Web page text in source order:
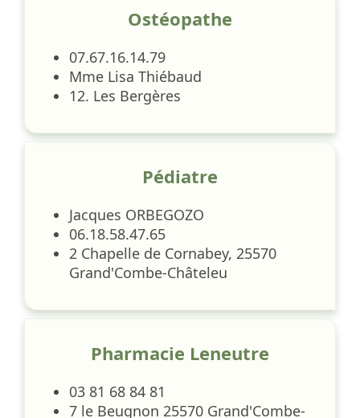
Ostéopathe
07.67.16.14.79
Mme Lisa Thiébaud
12. Les Bergères
Pédiatre
Jacques ORBEGOZO
06.18.58.47.65
2 Chapelle de Cornabey, 25570
Grand'Combe-Châteleu
Pharmacie Leneutre
03 81 68 84 81
7 le Beugnon 25570 Grand'Combe-